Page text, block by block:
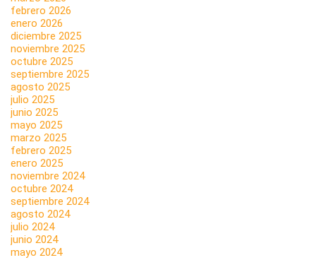
febrero 2026
enero 2026
diciembre 2025
noviembre 2025
octubre 2025
septiembre 2025
agosto 2025
julio 2025
junio 2025
mayo 2025
marzo 2025
febrero 2025
enero 2025
noviembre 2024
octubre 2024
septiembre 2024
agosto 2024
julio 2024
junio 2024
mayo 2024